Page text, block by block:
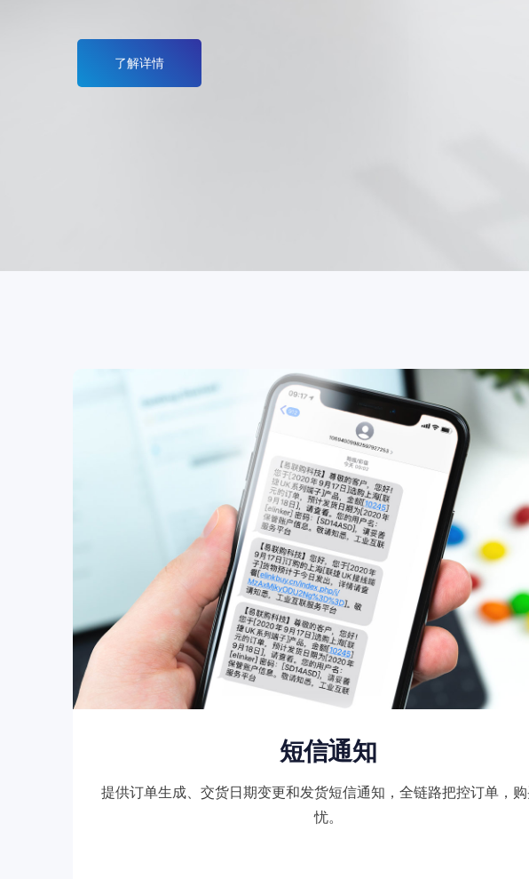
了解详情
短信通知
提供订单生成、交货日期变更和发货短信通知，全链路把控订单，
忧。